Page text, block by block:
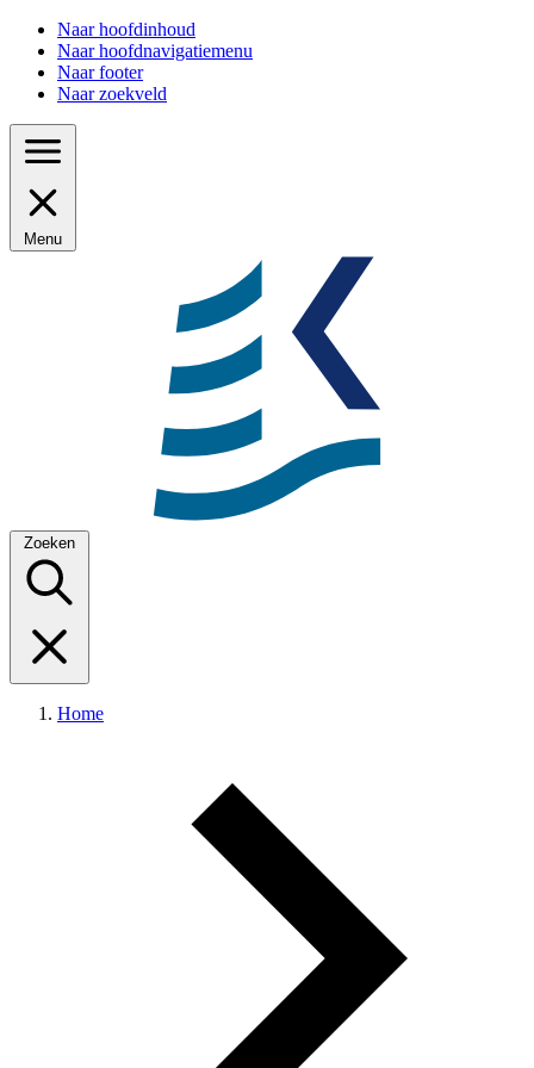
Naar hoofdinhoud
Naar hoofdnavigatiemenu
Naar footer
Naar zoekveld
Menu
Zoeken
Home